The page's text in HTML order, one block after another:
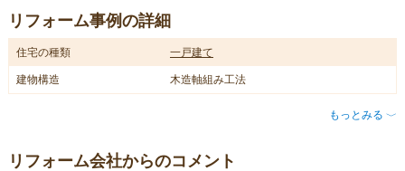
リフォーム事例の詳細
住宅の種類 一戸建て
建物構造 木造軸組み工法
もっとみる 〈
リフォーム会社からのコメント